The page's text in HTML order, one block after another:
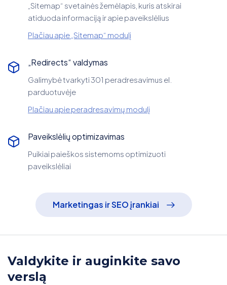
„Sitemap“ svetainės žemėlapis, kuris atskirai
atiduoda informaciją ir apie paveikslėlius
Plačiau apie „Sitemap“ modulį
„Redirects“ valdymas
Galimybė tvarkyti 301 peradresavimus el.
parduotuvėje
Plačiau apie peradresavimų modulį
Paveikslėlių optimizavimas
Puikiai paieškos sistemoms optimizuoti
paveikslėliai
Marketingas ir SEO įrankiai
Valdykite ir auginkite savo
verslą